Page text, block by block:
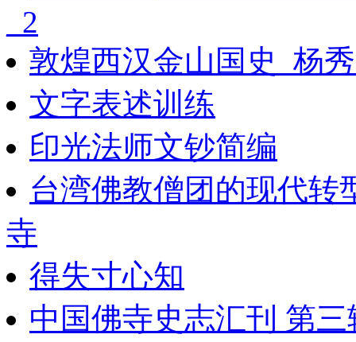
_2
敦煌西汉金山国史_杨
文字表述训练
印光法师文钞简编
台湾佛教僧团的现代
寺
得失寸心知
中国佛寺史志汇刊 第